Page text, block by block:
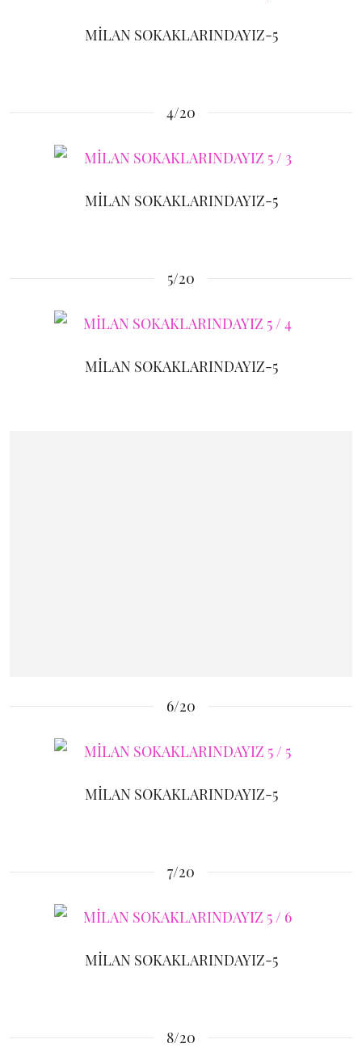
MİLAN SOKAKLARINDAYIZ-5
4/20
MİLAN SOKAKLARINDAYIZ-5
5/20
MİLAN SOKAKLARINDAYIZ-5
6/20
MİLAN SOKAKLARINDAYIZ-5
7/20
MİLAN SOKAKLARINDAYIZ-5
8/20